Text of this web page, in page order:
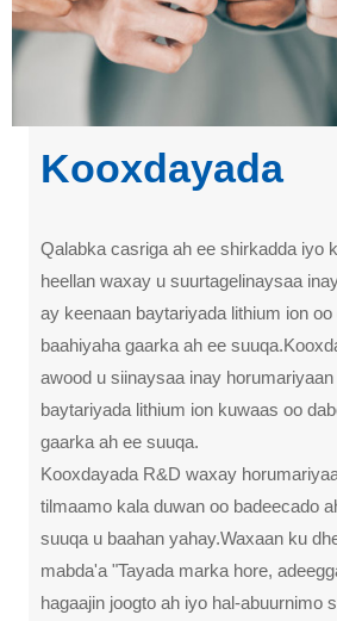
Kooxdayada
Qalabka casriga ah ee shirkadda iyo
heellan waxay u suurtagelinaysaa
ay keenaan baytariyada lithium ion oo
baahiyaha gaarka ah ee
awood u siinaysaa inay
baytariyada lithium ion kuwaas oo
gaarka ah ee suuqa.
Kooxdayada R&D waxay
tilmaamo kala duwan oo badeecado
suuqa u baahan yahay.Waxaan ku
mabda'a "Tayada marka hore,
hagaajin joogto ah iyo hal-abuurnimo